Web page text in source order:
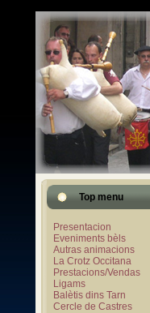
Top menu
Presentacion
Eveniments bèls
Autras animacions
La Crotz Occitana
Prestacions/Vendas
Ligams
Balètis dins Tarn
Cercle de Castres